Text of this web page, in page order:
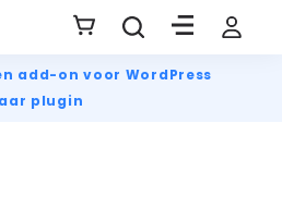
add-on voor WordPress
plugin